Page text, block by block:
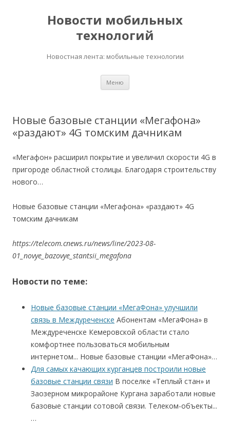
Новости мобильных
технологий
Новостная лента: мобильные технологии
Меню
Новые базовые станции «Мегафона»
«раздают» 4G томским дачникам
«Мегафон» расширил покрытие и увеличил скорости 4G в
пригороде областной столицы. Благодаря строительству
нового…
Новые базовые станции «Мегафона» «раздают» 4G
томским дачникам
https://telecom.cnews.ru/news/line/2023-08-
01_novye_bazovye_stantsii_megafona
Новости по теме:
Новые базовые станции «МегаФона» улучшили
связь в Междуреченске Абонентам «МегаФона» в
Междуреченске Кемеровской области стало
комфортнее пользоваться мобильным
интернетом... Новые базовые станции «МегаФона»…
Для самых качающих курганцев построили новые
базовые станции связи В поселке «Теплый стан» и
Заозерном микрорайоне Кургана заработали новые
базовые станции сотовой связи. Телеком-объекты...
…